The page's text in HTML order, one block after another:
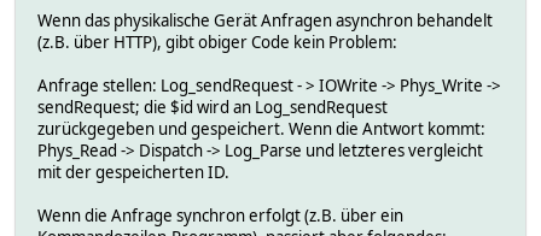
Dispatch($ret_containing_id);
}
sub Log_Parse
{
# Find device which asked for $id
}
sub Log_sendRequest
$id = IOWrite(...)
Wenn das physikalische Gerät Anfragen asynchron behandelt
(z.B. über HTTP), gibt obiger Code kein Problem:
Anfrage stellen: Log_sendRequest - > IOWrite -> Phys_Write ->
sendRequest; die $id wird an Log_sendRequest
zurückgegeben und gespeichert. Wenn die Antwort kommt:
Phys_Read -> Dispatch -> Log_Parse und letzteres vergleicht
mit der gespeicherten ID.
Wenn die Anfrage synchron erfolgt (z.B. über ein